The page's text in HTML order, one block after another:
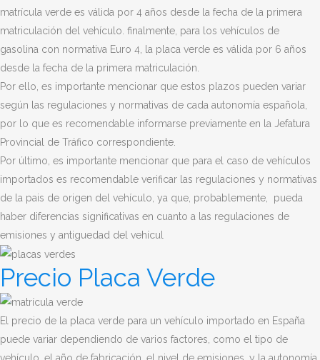
matrícula verde es válida por 4 años desde la fecha de la primera
matriculación del vehículo. finalmente, para los vehículos de
gasolina con normativa Euro 4, la placa verde es válida por 6 años
desde la fecha de la primera matriculación.
Por ello, es importante mencionar que estos plazos pueden variar
según las regulaciones y normativas de cada autonomía española,
por lo que es recomendable informarse previamente en la Jefatura
Provincial de Tráfico correspondiente.
Por último, es importante mencionar que para el caso de vehículos
importados es recomendable verificar las regulaciones y normativas
de la pais de origen del vehículo, ya que, probablemente, pueda
haber diferencias significativas en cuanto a las regulaciones de
emisiones y antiguedad del vehícul
Precio Placa Verde
El precio de la placa verde para un vehículo importado en España
puede variar dependiendo de varios factores, como el tipo de